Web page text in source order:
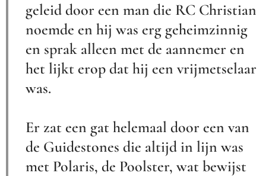
geleid door een man die RC Christian
noemde en hij was erg geheimzinnig
en sprak alleen met de aannemer en
het lijkt erop dat hij een vrijmetselaar
was.
Er zat een gat helemaal door een van
de Guidestones die altijd in lijn was
met Polaris, de Poolster, wat bewijst